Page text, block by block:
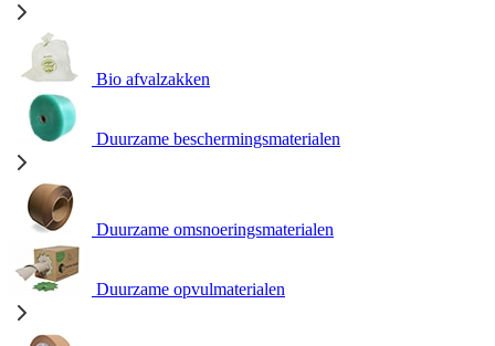
Bio afvalzakken
Duurzame beschermingsmaterialen
Duurzame omsnoeringsmaterialen
Duurzame opvulmaterialen